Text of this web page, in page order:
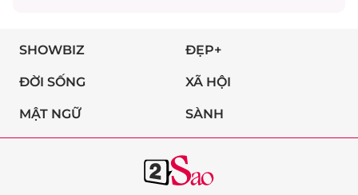
SHOWBIZ ĐẸP+
ĐỜI SỐNG XÃ HỘI
MẬT NGỮ SÀNH